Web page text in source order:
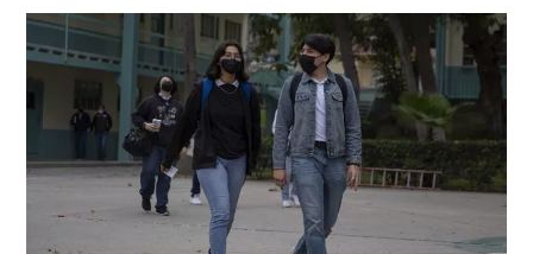
elimina
incorporación
gradual
en
primaria
para
la
Beca
Rita
Cetina;